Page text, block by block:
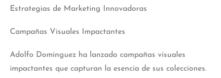
Estrategias de Marketing Innovadoras
Campañas Visuales Impactantes
Adolfo Domínguez ha lanzado campañas visuales
impactantes que capturan la esencia de sus colecciones.